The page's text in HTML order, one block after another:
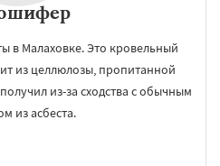
в Малаховке. Это кровельный
из целлюлозы, пропитанной
из-за сходства с обычным
из асбеста.